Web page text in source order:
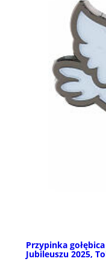
Przypinka
Jubileuszu 2025,